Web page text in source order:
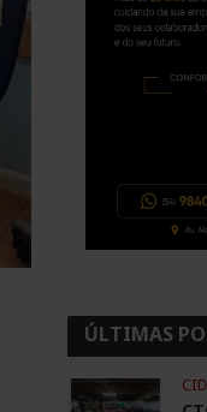
ÚLTIMAS